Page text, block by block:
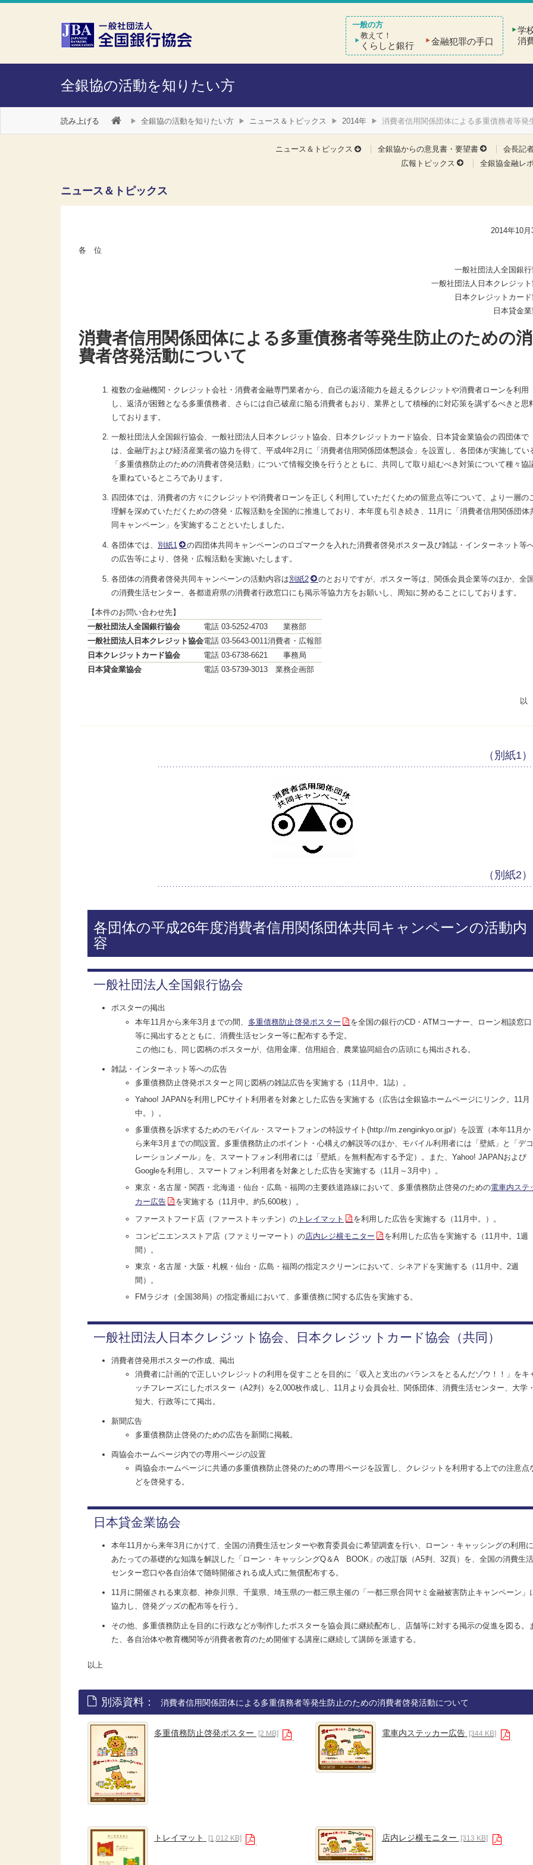
本文へスキップ
障がい者向け相談窓口
教えて！
くらしと銀行 金融犯罪の手口
学
消
全銀協の活動を知りたい方
読み上げる 全銀協の活動を知りたい方 ニュース＆トピックス 2014年 消費者信用関係団体による多重債務者等
ニュース＆トピックス 全銀協からの意見書・要望書
会長記
広報トピックス
全銀協金融レ
ニュース＆トピックス
2014年10月
各 位
一般社団法人全国銀
一般社団法人日本クレジッ
日本クレジットカー
日本貸金
消費者信用関係団体による多重債務者等発生防止のための消
費者啓発活動について
複数の金融機関・クレジット会社・消費者金融専門業者から、自己の返済能力を超えるクレジットや消費者ローンを利用
し、返済が困難となる多重債務者、さらには自己破産に陥る消費者もおり、業界として積極的に対応策を講ずるべきと思
しております。
一般社団法人全国銀行協会、一般社団法人日本クレジット協会、日本クレジットカード協会、日本貸金業協会の四団体で
は、金融庁および経済産業省の協力を得て、平成4年2月に「消費者信用関係団体懇談会」を設置し、各団体が実施してい
「多重債務防止のための消費者啓発活動」について情報交換を行うとともに、共同して取り組むべき対策について種々協
を重ねているところであります。
四団体では、消費者の方々にクレジットや消費者ローンを正しく利用していただくための留意点等について、より一層の
理解を深めていただくための啓発・広報活動を全国的に推進しており、本年度も引き続き、11月に「消費者信用関係団体
同キャンペーン」を実施することといたしました。
各団体では、 別紙1
の四団体共同キャンペーンのロゴマークを入れた消費者啓発ポスター及び雑誌・インターネット等
の広告等により、啓発・広報活動を実施いたします。
各団体の消費者啓発共同キャンペーンの活動内容は別紙2
のとおりですが、ポスター等は、関係会員企業等のほか、全
の消費生活センター、各都道府県の消費者行政窓口にも掲示等協力方をお願いし、周知に努めることにしております。
【本件のお問い合わせ先】
一般社団法人全国銀行協会
電話 03-5252-4703
業務部
一般社団法人日本クレジット協会電話 03-5643-0011消費者・広報部
日本クレジットカード協会
電話 03-6738-6621
事務局
日本貸金業協会
電話 03-5739-3013 業務企画部
（別紙1）
（別紙2）
各団体の平成26年度消費者信用関係団体共同キャンペーンの活動内
容
一般社団法人全国銀行協会
ポスターの掲出
本年11月から来年3月までの間、 多重債務防止啓発ポスター
を全国の銀行のCD・ATMコーナー、ローン相談窓口
等に掲出するとともに、消費生活センター等に配布する予定。
この他にも、同じ図柄のポスターが、信用金庫、信用組合、農業協同組合の店頭にも掲出される。
雑誌・インターネット等への広告
多重債務防止啓発ポスターと同じ図柄の雑誌広告を実施する（11月中。1誌）。
Yahoo! JAPANを利用しPCサイト利用者を対象とした広告を実施する（広告は全銀協ホームページにリンク。11月
中。）。
多重債務を訴求するためのモバイル・スマートフォンの特設サイト(http://m.zenginkyo.or.jp/）を設置（本年11月か
ら来年3月までの間設置。多重債務防止のポイント・心構えの解説等のほか、モバイル利用者には「壁紙」と「デコ
レーションメール」を、スマートフォン利用者には「壁紙」を無料配布する予定）。また、Yahoo! JAPANおよび
Googleを利用し、スマートフォン利用者を対象とした広告を実施する（11月～3月中）。
東京・名古屋・関西・北海道・仙台・広島・福岡の主要鉄道路線において、多重債務防止啓発のための電車内ステ
カー広告
を実施する（11月中。約5,600枚）。
ファーストフード店（ファーストキッチン）の トレイマット
を利用した広告を実施する（11月中。）。
コンビニエンスストア店（ファミリーマート）の店内レジ横モニター
を利用した広告を実施する（11月中。1週
間）。
東京・名古屋・大阪・札幌・仙台・広島・福岡の指定スクリーンにおいて、シネアドを実施する（11月中。2週
間）。
FMラジオ（全国38局）の指定番組において、多重債務に関する広告を実施する。
一般社団法人日本クレジット協会、日本クレジットカード協会（共同）
消費者啓発用ポスターの作成、掲出
消費者に計画的で正しいクレジットの利用を促すことを目的に「収入と支出のバランスをとるんだゾウ！！」をキ
ッチフレーズにしたポスター（A2判）を2,000枚作成し、11月より会員会社、関係団体、消費生活センター、大学
短大、行政等にて掲出。
新聞広告
多重債務防止啓発のための広告を新聞に掲載。
両協会ホームページ内での専用ページの設置
両協会ホームページに共通の多重債務防止啓発のための専用ページを設置し、クレジットを利用する上での注意点
どを啓発する。
日本貸金業協会
本年11月から来年3月にかけて、全国の消費生活センターや教育委員会に希望調査を行い、ローン・キャッシングの利用に
あたっての基礎的な知識を解説した「ローン・キャッシングQ＆A BOOK」の改訂版（A5判、32頁）を、全国の消費生活
センター窓口や各自治体で随時開催される成人式に無償配布する。
11月に開催される東京都、神奈川県、千葉県、埼玉県の一都三県主催の「一都三県合同ヤミ金融被害防止キャンペーン」
協力し、啓発グッズの配布等を行う。
その他、多重債務防止を目的に行政などが制作したポスターを協会員に継続配布し、店舗等に対する掲示の促進を図る。
た、各自治体や教育機関等が消費者教育のため開催する講座に継続して講師を派遣する。
以上
別添資料： 消費者信用関係団体による多重債務者等発生防止のための消費者啓発活動について
多重債務防止啓発ポスター [2 MB] 電車内ステッカー広告 [344 KB]
トレイマット [1,012 KB] 店内レジ横モニター [313 KB]